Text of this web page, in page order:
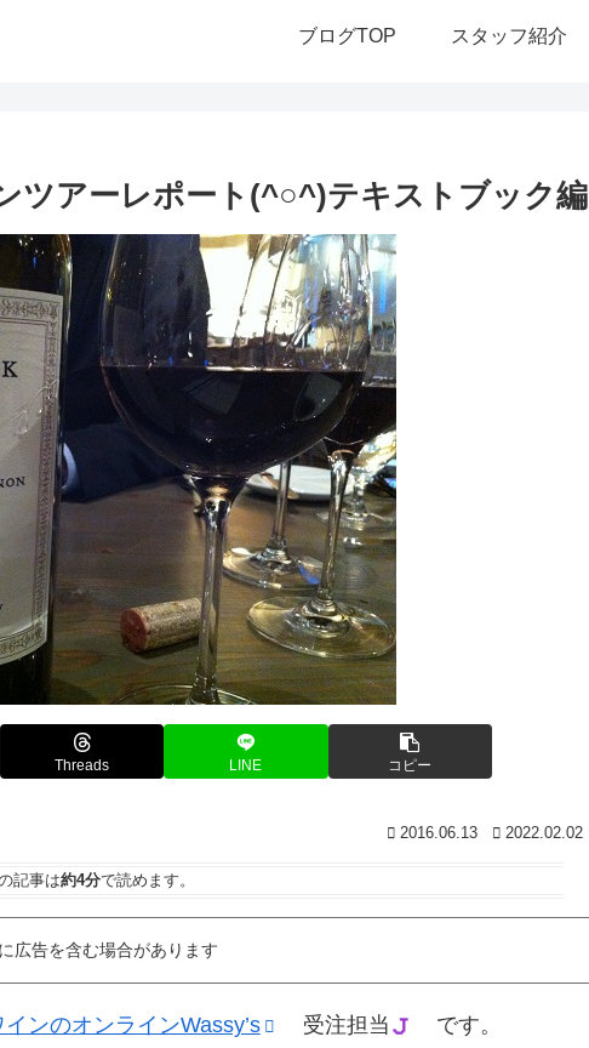
ブログTOP スタッフ紹介
アーレポート(^○^)テキストブック編
Threads LINE コピー
2016.06.13 2022.02.02
記事は約4分で読めます。
広告を含む場合があります
ンのオンラインWassy’s 受注担当 です。